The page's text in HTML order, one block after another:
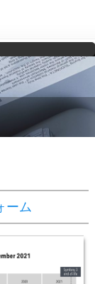
方へ…まずはご相談く
ーム